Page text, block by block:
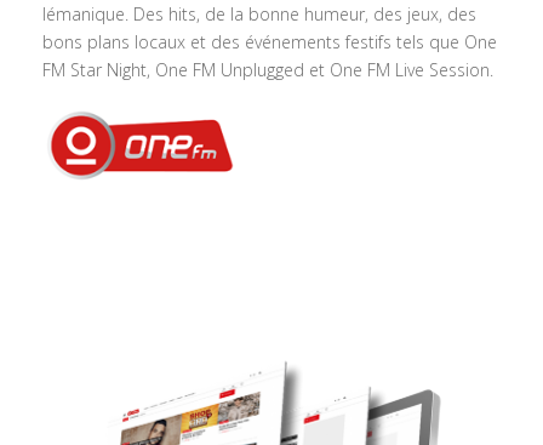
lémanique. Des hits, de la bonne humeur, des jeux, des
bons plans locaux et des événements festifs tels que One
FM Star Night, One FM Unplugged et One FM Live Session.